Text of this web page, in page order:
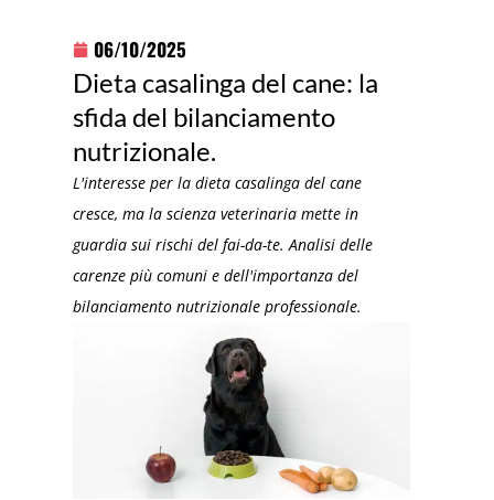
06/10/2025
Dieta casalinga del cane: la
sfida del bilanciamento
nutrizionale.
L'interesse per la dieta casalinga del cane
cresce, ma la scienza veterinaria mette in
guardia sui rischi del fai-da-te. Analisi delle
carenze più comuni e dell'importanza del
bilanciamento nutrizionale professionale.